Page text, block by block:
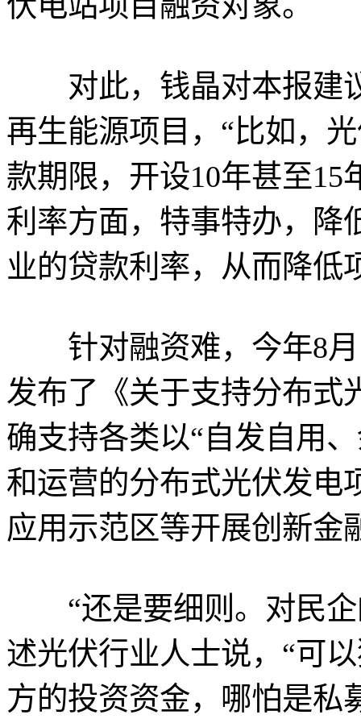
对此，钱晶对本报建
再生能源项目，“比如，
款期限，开设10年甚至
利率方面，特事特办，降
业的贷款利率，从而降低
针对融资难，今年8月
发布了《关于支持分布式
确支持各类以“自发自用
和运营的分布式光伏发电
应用示范区等开展创新金
“还是要细则。对民企
述光伏行业人士说，“可
方的投资资金，哪怕是私